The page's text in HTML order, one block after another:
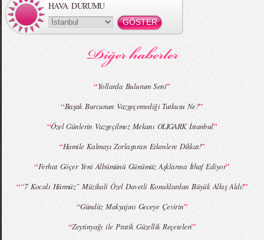
MBFWI - Gülçin Çengel 2015 Yaz
MBFWI - Zeynep Erdoğan 2015 Yaz
MBFWI - Giray Sepin 2015 Yaz Koleksiyonu MBFWI - Burçe Bekrek 2015 Yaz Koleksiyonu
HAVA DURUMU
“Yollarda Bulurum Seni”
“Başak Burcunun Vazgeçemediği Tutkusu Ne?”
“Özel Günlerin Vazgeçilmez Mekanı OLIGARK İstanbul”
“Hamile Kalmayı Zorlaştıran Etkenlere Dikkat!”
“Ferhat Göçer Yeni Albümünü Günümüz Aşklarına İthaf Ediyor”
““7 Kocalı Hürmüz” Müzikali Özel Davetli Konuklardan Büyük Alkış Aldı!”
“Gündüz Makyajını Geceye Çevirin”
“Zeytinyağı ile Pratik Güzellik Reçeteleri”